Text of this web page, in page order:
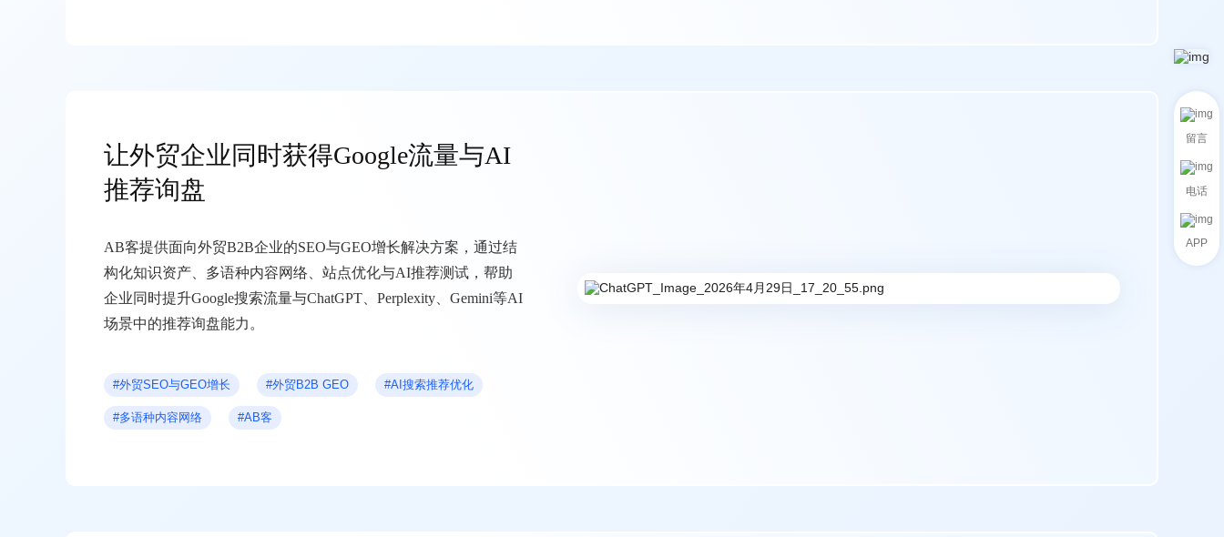
让外贸企业同时获得Google流量与AI
推荐询盘
AB客提供面向外贸B2B企业的SEO与GEO增长解决方案，通过结
构化知识资产、多语种内容网络、站点优化与AI推荐测试，帮助
企业同时提升Google搜索流量与ChatGPT、Perplexity、Gemini等AI
场景中的推荐询盘能力。
#外贸SEO与GEO增长 #外贸B2B GEO #AI搜索推荐优化
#多语种内容网络 #AB客
留言
电话
APP